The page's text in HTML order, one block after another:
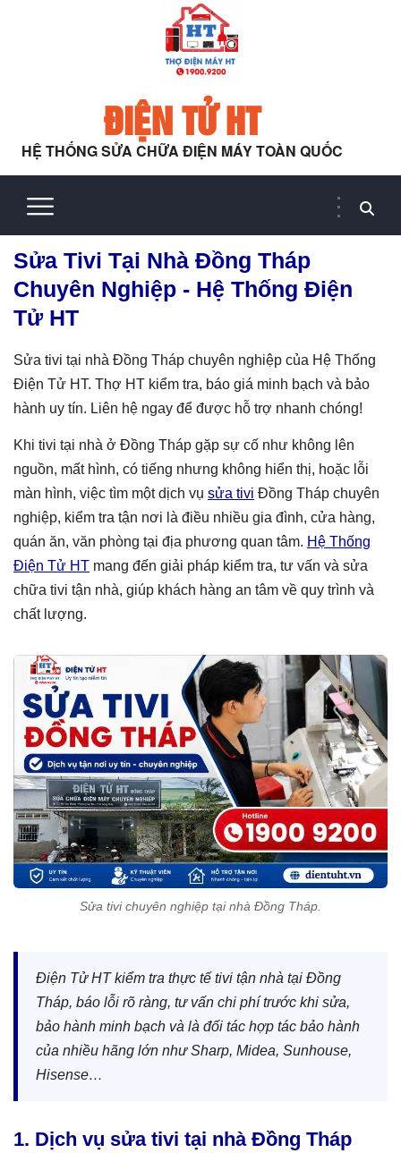
ĐIỆN TỬ HT
HỆ THỐNG SỬA CHỮA ĐIỆN MÁY TOÀN QUỐC
Sửa Tivi Tại Nhà Đồng Tháp
Chuyên Nghiệp - Hệ Thống Điện
Tử HT
Sửa tivi tại nhà Đồng Tháp chuyên nghiệp của Hệ Thống
Điện Tử HT. Thợ HT kiểm tra, báo giá minh bạch và bảo
hành uy tín. Liên hệ ngay để được hỗ trợ nhanh chóng!
Khi tivi tại nhà ở Đồng Tháp gặp sự cố như không lên
nguồn, mất hình, có tiếng nhưng không hiển thị, hoặc lỗi
màn hình, việc tìm một dịch vụ sửa tivi Đồng Tháp chuyên
nghiệp, kiểm tra tận nơi là điều nhiều gia đình, cửa hàng,
quán ăn, văn phòng tại địa phương quan tâm. Hệ Thống
Điện Tử HT mang đến giải pháp kiểm tra, tư vấn và sửa
chữa tivi tận nhà, giúp khách hàng an tâm về quy trình và
chất lượng.
Sửa tivi chuyên nghiệp tại nhà Đồng Tháp.
Điện Tử HT kiểm tra thực tế tivi tận nhà tại Đồng
Tháp, báo lỗi rõ ràng, tư vấn chi phí trước khi sửa,
bảo hành minh bạch và là đối tác hợp tác bảo hành
của nhiều hãng lớn như Sharp, Midea, Sunhouse,
Hisense…
1. Dịch vụ sửa tivi tại nhà Đồng Tháp